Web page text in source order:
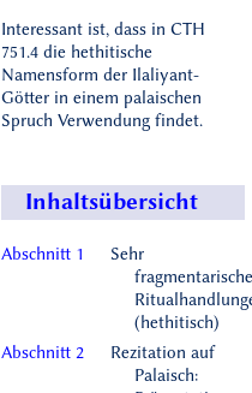
Interessant ist, dass in CTH
751.4 die hethitische
Namensform der Ilaliyant-
Götter in einem palaischen
Spruch Verwendung findet.
Inhaltsübersicht
Abschnitt 1
Sehr
fragmentarische
(hethitisch)
Abschnitt 2
Rezitation auf
Palaisch: